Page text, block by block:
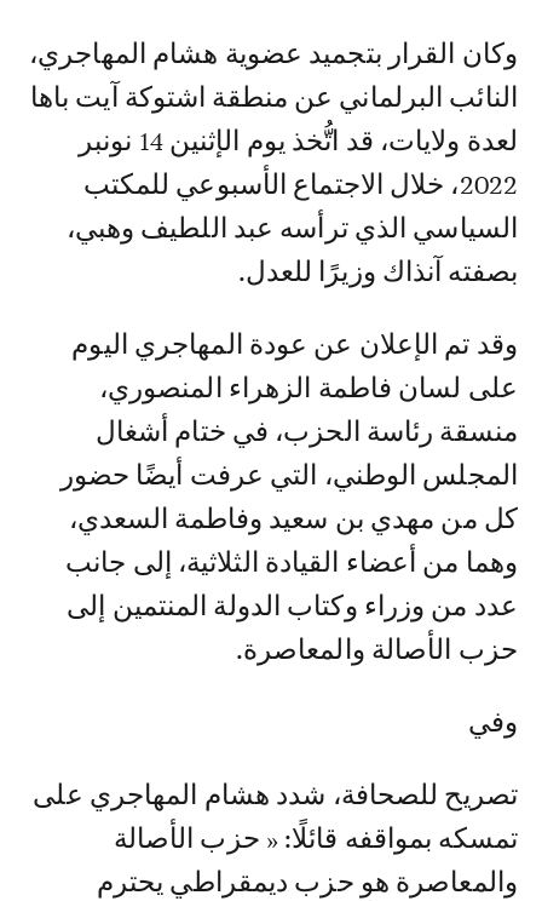
وكان القرار بتجميد عضوية هشام المهاجري،
النائب البرلماني عن منطقة اشتوكة آيت باها
لعدة ولايات، قد اتُّخذ يوم الإثنين 14 نونبر
2022، خلال الاجتماع الأسبوعي للمكتب
السياسي الذي ترأسه عبد اللطيف وهبي،
بصفته آنذاك وزيرًا للعدل.
وقد تم الإعلان عن عودة المهاجري اليوم
على لسان فاطمة الزهراء المنصوري،
منسقة رئاسة الحزب، في ختام أشغال
المجلس الوطني، التي عرفت أيضًا حضور
كل من مهدي بن سعيد وفاطمة السعدي،
وهما من أعضاء القيادة الثلاثية، إلى جانب
عدد من وزراء وكتاب الدولة المنتمين إلى
حزب الأصالة والمعاصرة.
وفي
تصريح للصحافة، شدد هشام المهاجري على
تمسكه بمواقفه قائلًا: « حزب الأصالة
والمعاصرة هو حزب ديمقراطي يحترم